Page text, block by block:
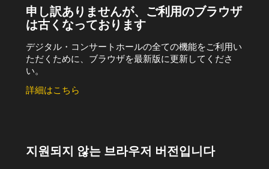
申し訳ありませんが、ご利用のブラウザ
は古くなっております
デジタル・コンサートホールの全ての機能をご利用い
ただくために、ブラウザを最新版に更新してくださ
い。
詳細はこちら
지원되지 않는 브라우저 버전입니다